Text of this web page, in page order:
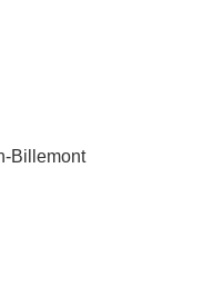
Billemont